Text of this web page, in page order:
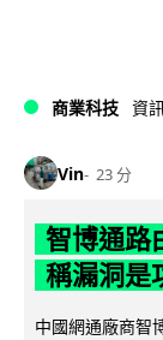
商業科技 資
Vin 23 分
智博通路
稱漏洞是
中國網通廠商智